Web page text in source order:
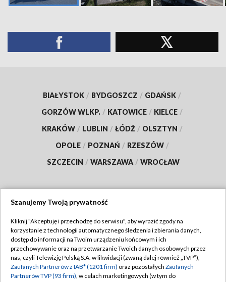
BIAŁYSTOK / BYDGOSZCZ / GDAŃSK /
GORZÓW WLKP. / KATOWICE / KIELCE /
KRAKÓW / LUBLIN / ŁÓDŹ / OLSZTYN /
OPOLE / POZNAŃ / RZESZÓW /
SZCZECIN / WARSZAWA / WROCŁAW
TVP
Abonament TVP
Emisja w TVP
Regulamin TVP
Polityka prywatności
Szanujemy Twoją prywatność
Kliknij "Akceptuję i przechodzę do serwisu", aby wyrazić zgody na
korzystanie z technologii automatycznego śledzenia i zbierania danych,
dostęp do informacji na Twoim urządzeniu końcowym i ich
przechowywanie oraz na przetwarzanie Twoich danych osobowych przez
nas, czyli Telewizję Polską S.A. w likwidacji (zwaną dalej również „TVP”),
Zaufanych Partnerów z IAB* (1201 firm) oraz pozostałych Zaufanych
Partnerów TVP (93 firm), w celach marketingowych (w tym do